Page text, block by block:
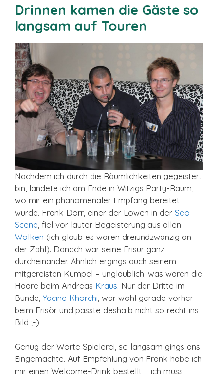
Drinnen kamen die Gäste so
langsam auf Touren
Nachdem ich durch die Räumlichkeiten gegeistert
bin, landete ich am Ende in Witzigs Party-Raum,
wo mir ein phänomenaler Empfang bereitet
wurde. Frank Dörr, einer der Löwen in der Seo-
Scene , fiel vor lauter Begeisterung aus allen
Wolken (ich glaub es waren dreiundzwanzig an
der Zahl). Danach war seine Frisur ganz
durcheinander. Ähnlich ergings auch seinem
mitgereisten Kumpel – unglaublich, was waren die
Haare beim Andreas Kraus. Nur der Dritte im
Bunde, Yacine Khorchi , war wohl gerade vorher
beim Frisör und passte deshalb nicht so recht ins
Bild ;-)
Genug der Worte Spielerei, so langsam gings ans
Eingemachte. Auf Empfehlung von Frank habe ich
mir einen Welcome-Drink bestellt – ich muss